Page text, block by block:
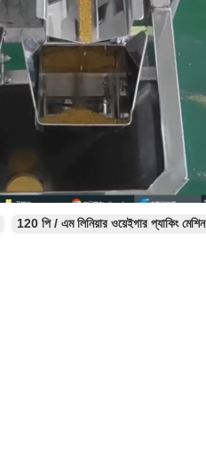
120 পি / এম লিনিয়ার ওয়েইগার প্যাকিং মেশিন